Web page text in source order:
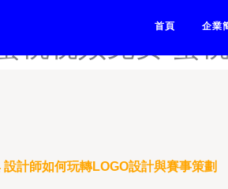
桃视频app网站
首頁 企業
計師如何玩轉LOGO設計與賽事策劃